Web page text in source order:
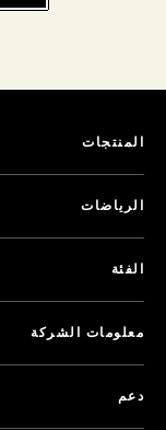
المنتجات
الرياضات
الفئة
معلومات الشركة
دعم